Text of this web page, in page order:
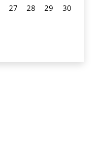
27 28 29
30